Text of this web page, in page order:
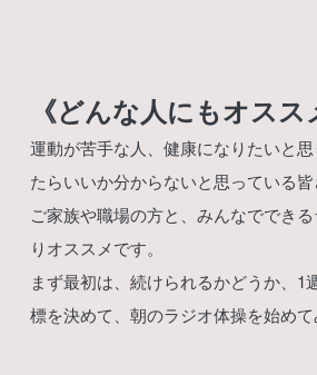
《どんな人にもオスス
運動が苦手な人、健康になりたいと
たらいいか分からないと思っている皆
ご家族や職場の方と、みんなででき
りオススメです。
まず最初は、続けられるかどうか、1
標を決めて、朝のラジオ体操を始めて